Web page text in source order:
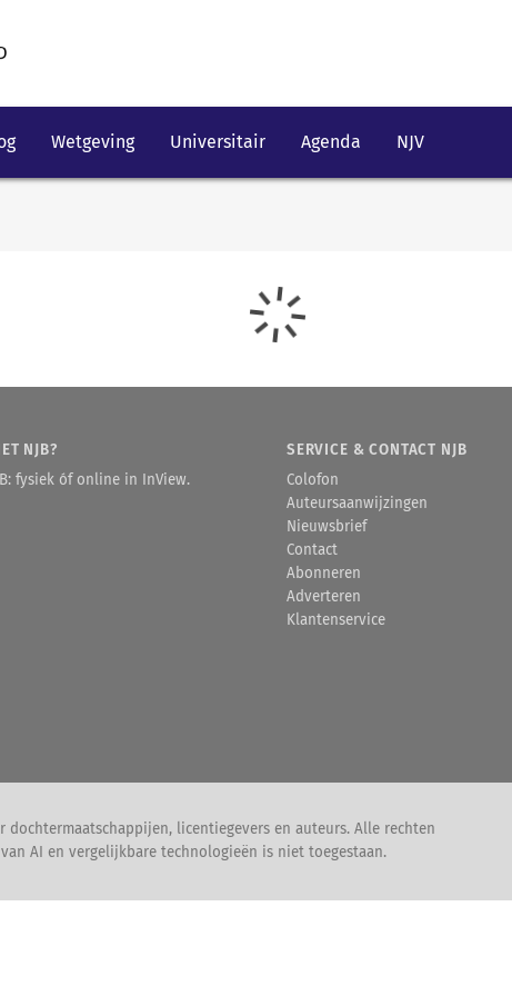
Wetgeving Universitair Agenda NJV
NJB?
fysiek óf online in InView.
SERVICE & CONTACT NJB
Colofon
Auteursaanwijzingen
Nieuwsbrief
Contact
Abonneren
Adverteren
Klantenservice
dochtermaatschappijen, licentiegevers en auteurs. Alle rechten
AI en vergelijkbare technologieën is niet toegestaan.